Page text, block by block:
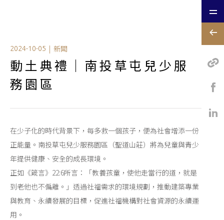
2024-10-05 | 新聞
動土典禮｜南投草屯兒少服
務園區
在少子化的時代背景下，每多救一個孩子，便為社會增添一份
正能量。南投草屯兒少服務園區（聖道山莊）將為兒童與青少
年提供健康、安全的成長環境。
正如《箴言》22:6所言：「教養孩童，使他走當行的道，就是
到老他也不偏離。」透過社福需求的環境規劃，推動建築專業
與教育、永續發展的目標，促進社福機構對社會資源的永續運
用。